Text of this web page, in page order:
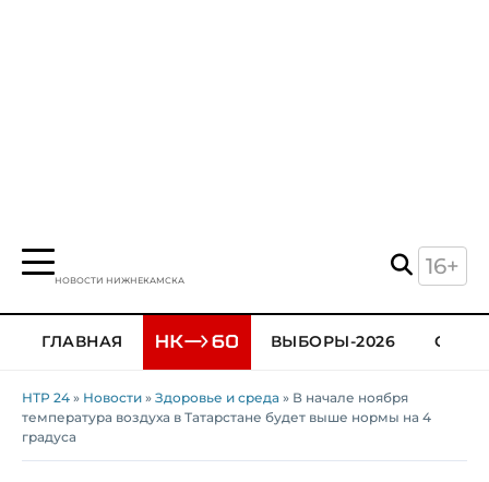
НОВОСТИ НИЖНЕКАМСКА
16+
ГЛАВНАЯ ВЫБОРЫ-2026
НТР 24 » Новости » Здоровье и среда » В начале ноября
температура воздуха в Татарстане будет выше нормы на 4
градуса